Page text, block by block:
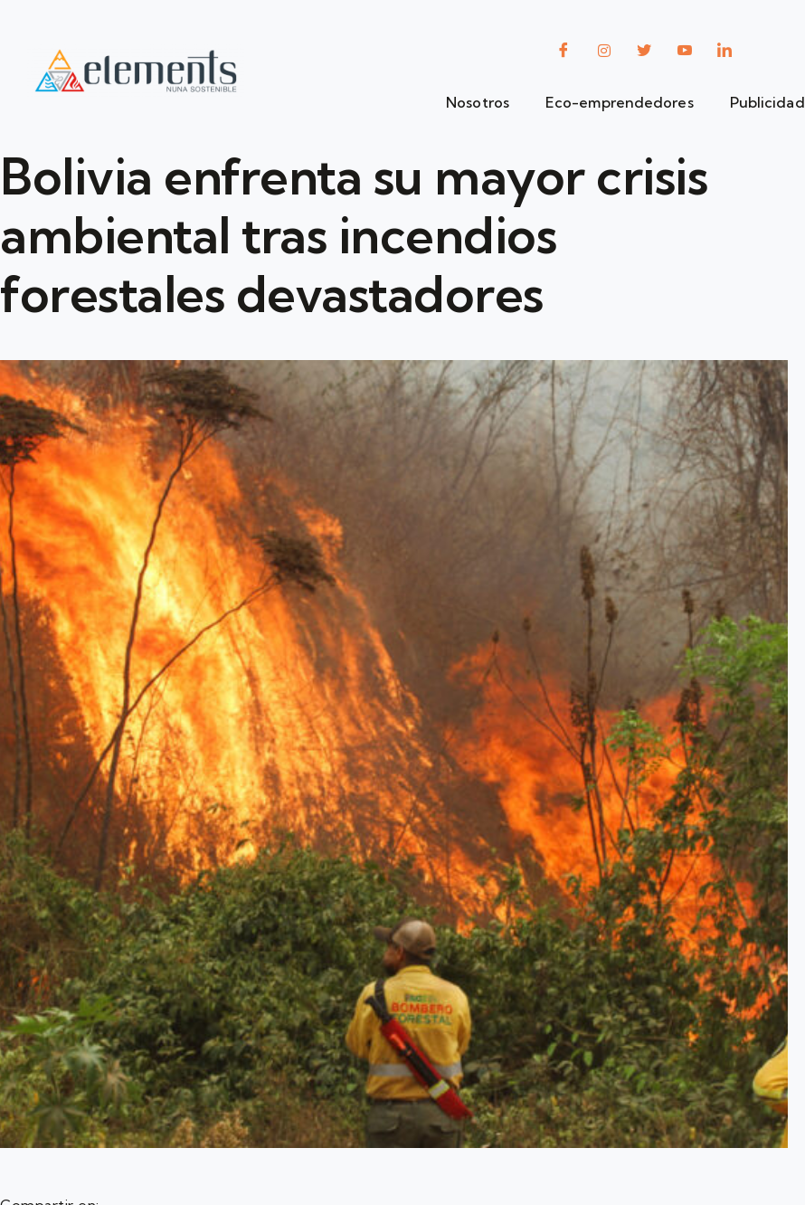
Nosotros Eco-emprendedores Publicidad
Bolivia enfrenta su mayor crisis
ambiental tras incendios
forestales devastadores